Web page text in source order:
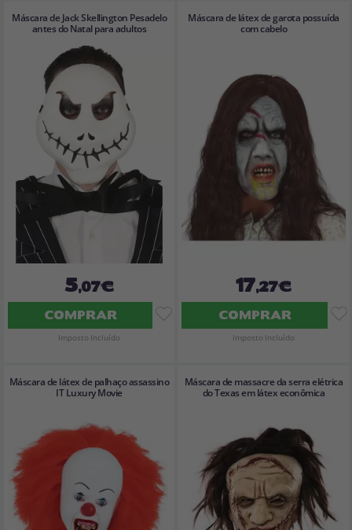
Máscara de Jack Skellington Pesadelo
antes do Natal para adultos
5,07€
COMPRAR
Imposto Incluído
Máscara de látex de garota possuída
com cabelo
17,27€
COMPRAR
Imposto Incluído
Máscara de látex de palhaço assassino
IT Luxury Movie
Máscara de massacre da serra elétrica
do Texas em látex econômica